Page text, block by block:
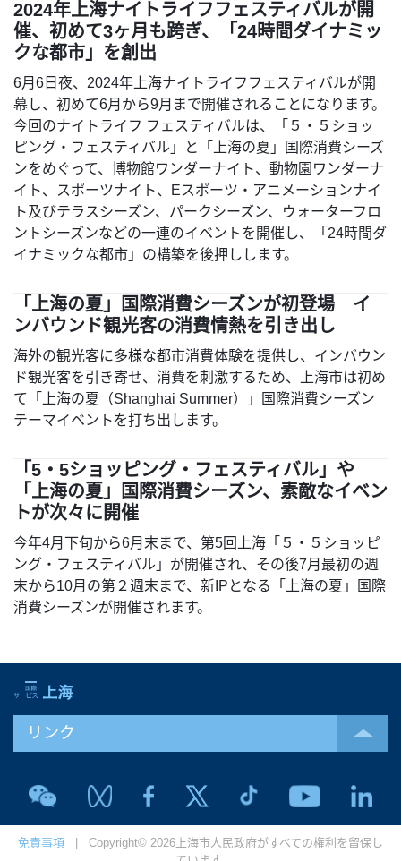
2024年上海ナイトライフフェスティバルが開
催、初めて3ヶ月も跨ぎ、「24時間ダイナミッ
クな都市」を創出
6月6日夜、2024年上海ナイトライフフェスティバルが開
幕し、初めて6月から9月まで開催されることになります。
今回のナイトライフ フェスティバルは、「５・５ショッ
ピング・フェスティバル」と「上海の夏」国際消費シーズ
ンをめぐって、博物館ワンダーナイト、動物園ワンダーナ
イト、スポーツナイト、Eスポーツ・アニメーションナイ
ト及びテラスシーズン、パークシーズン、ウォーターフロ
ントシーズンなどの一連のイベントを開催し、「24時間ダ
イナミックな都市」の構築を後押しします。
「上海の夏」国際消費シーズンが初登場 イ
ンバウンド観光客の消費情熱を引き出し
海外の観光客に多様な都市消費体験を提供し、インバウン
ド観光客を引き寄せ、消費を刺激するため、上海市は初め
て「上海の夏（Shanghai Summer）」国際消費シーズン
テーマイベントを打ち出します。
「5・5ショッピング・フェスティバル」や
「上海の夏」国際消費シーズン、素敵なイベン
トが次々に開催
今年4月下旬から6月末まで、第5回上海「５・５ショッピ
ング・フェスティバル」が開催され、その後7月最初の週
末から10月の第２週末まで、新IPとなる「上海の夏」国際
消費シーズンが開催されます。
リンク
免責事項 | Copyright© 2026上海市人民政府がすべての権利を留保し